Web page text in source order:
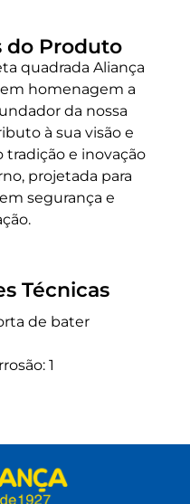
do Produto
quadrada Aliança
homenagem a
da nossa
à sua visão e
e inovação
projetada para
segurança e
Técnicas
de bater
1